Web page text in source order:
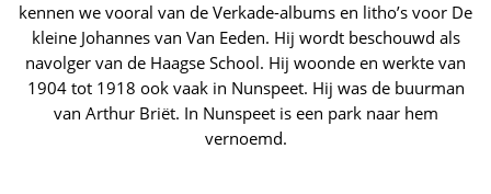
kennen we vooral van de Verkade-albums en litho’s voor De
kleine Johannes van Van Eeden. Hij wordt beschouwd als
navolger van de Haagse School. Hij woonde en werkte van
1904 tot 1918 ook vaak in Nunspeet. Hij was de buurman
van Arthur Briët. In Nunspeet is een park naar hem
vernoemd.